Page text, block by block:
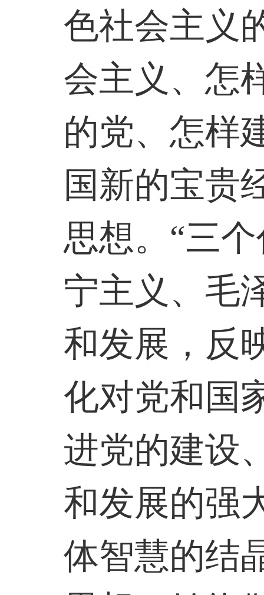
色社会主义
会主义、怎
的党、怎样
国新的宝贵
思想。“三
宁主义、毛
和发展，反
化对党和国
进党的建设
和发展的强
体智慧的结